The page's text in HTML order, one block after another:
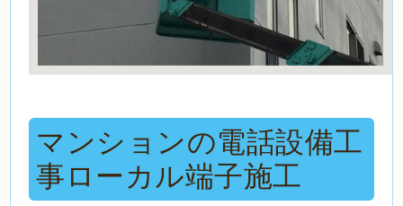
マンションの電話設備工
事ローカル端子施工